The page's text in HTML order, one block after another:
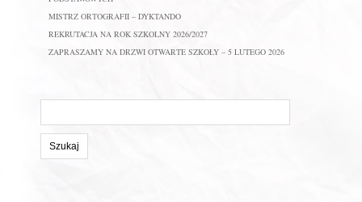
MISTRZ ORTOGRAFII – DYKTANDO
REKRUTACJA NA ROK SZKOLNY 2026/2027
ZAPRASZAMY NA DRZWI OTWARTE SZKOŁY – 5 LUTEGO 2026
stronie: